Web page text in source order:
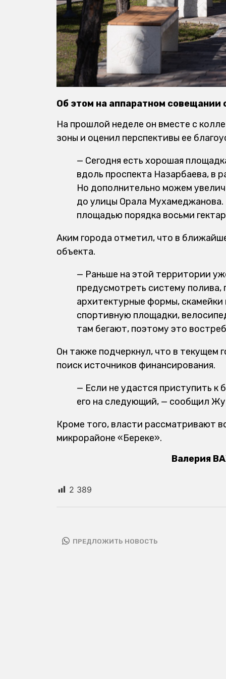
Об этом на аппаратном
На прошлой неделе он вместе с
зоны и оценил перспективы ее
— Сегодня есть хорошая
вдоль проспекта Назарбаева, в
Но дополнительно можем
до улицы Орала Мухамеджанова.
площадью порядка восьми
Аким города отметил, что в
объекта.
— Раньше на этой территории
предусмотреть систему
архитектурные формы,
спортивную площадки,
там бегают, поэтому это
Он также подчеркнул, что в текущем
поиск источников финансирования.
— Если не удастся приступить к
его на следующий, — сообщил
Кроме того, власти рассматривают
микрорайоне «Береке».
Валерия
2 389
ПРЕДЛОЖИТЬ НОВОСТЬ